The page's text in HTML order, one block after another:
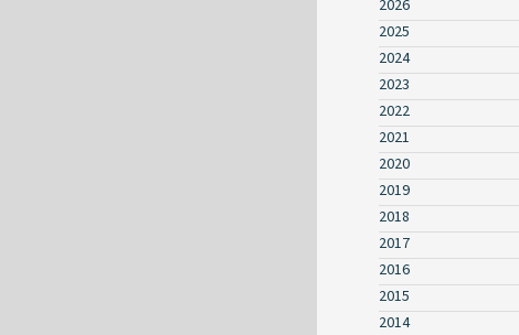
2026
2025
2024
2023
2022
2021
2020
2019
2018
2017
2016
2015
2014